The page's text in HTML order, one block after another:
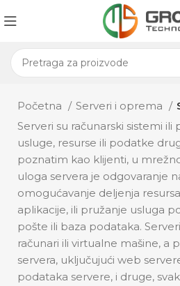
Početna Serveri i oprema
Serveri su računarski sistemi
usluge, resurse ili podatke
poznatim kao klijenti, u
uloga servera je odgovaranje
omogućavanje deljenja
aplikacije, ili pružanje usluga
pošte ili baza podataka.
računari ili virtualne mašine, a
servera, uključujući web
podataka servere, i druge,